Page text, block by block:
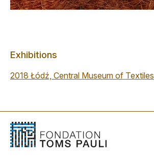
Exhibitions
2018 Łódź, Central Museum of Textiles